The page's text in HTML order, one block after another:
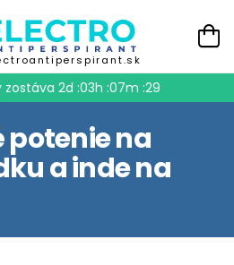
zostáva 2d :03h :07m :28
na
a inde na